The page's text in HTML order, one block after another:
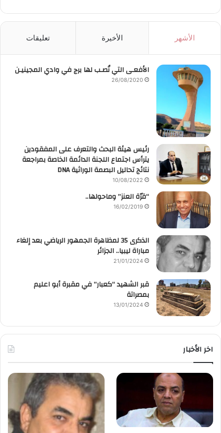
الأشهر الأخيرة تعليقات
الأفعـى التي نُصـب لها برج في وادي المجينيـن
26/08/2020
رئيس هيئة البحث والتعرف على المفقودين
يترأس اجتماع اللجنة الدائمة الخاصة بمراجعة
نتائج تحاليل البصمة الوراثية DNA
10/08/2022
“قرّة العنز” وماحولها..
16/02/2019
الذكرى 35 لمظاهرة الجمهور الرياضي بعد إلغاء
مباراة ليبيا.. الجزائر
21/01/2024
قبر الشهيد “كعبار” في مقبرة أبو اعليم
بمصراتة
13/01/2024
اخر الأخبار